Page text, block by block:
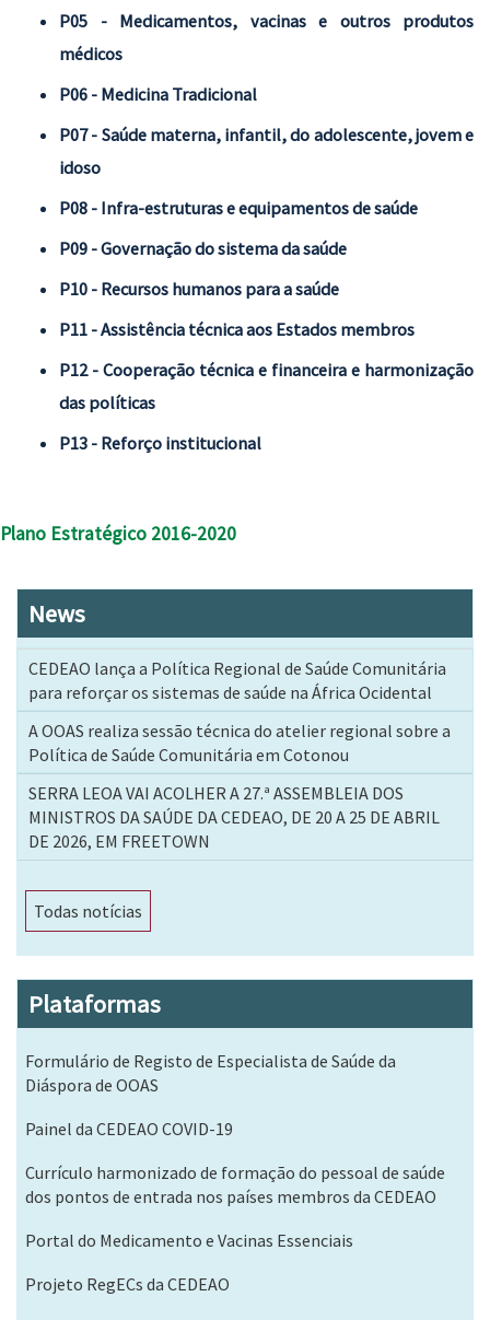
P05 - Medicamentos, vacinas e outros produtos
médicos
P06 - Medicina Tradicional
P07 - Saúde materna, infantil, do adolescente, jovem e
idoso
P08 - Infra-estruturas e equipamentos de saúde
P09 - Governação do sistema da saúde
P10 - Recursos humanos para a saúde
P11 - Assistência técnica aos Estados membros
P12 - Cooperação técnica e financeira e harmonização
das políticas
P13 - Reforço institucional
Plano Estratégico 2016-2020
News
CEDEAO lança a Política Regional de Saúde Comunitária
para reforçar os sistemas de saúde na África Ocidental
A OOAS realiza sessão técnica do atelier regional sobre a
Política de Saúde Comunitária em Cotonou
SERRA LEOA VAI ACOLHER A 27.ª ASSEMBLEIA DOS
MINISTROS DA SAÚDE DA CEDEAO, DE 20 A 25 DE ABRIL
DE 2026, EM FREETOWN
Todas notícias
Plataformas
Formulário de Registo de Especialista de Saúde da
Diáspora de OOAS
Painel da CEDEAO COVID-19
Currículo harmonizado de formação do pessoal de saúde
dos pontos de entrada nos países membros da CEDEAO
Portal do Medicamento e Vacinas Essenciais
Projeto RegECs da CEDEAO